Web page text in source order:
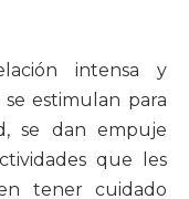
intensa y
se estimulan para
se dan empuje
que les
tener cuidado